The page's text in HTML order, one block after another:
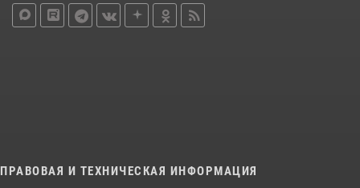
ПРАВОВАЯ И ТЕХНИЧЕСКАЯ ИНФОРМАЦИЯ